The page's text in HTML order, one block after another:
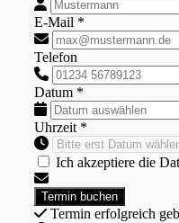
E-Mail *
Telefon
Datum *
Uhrzeit *
Ich akzeptiere die
Termin erfolgreich